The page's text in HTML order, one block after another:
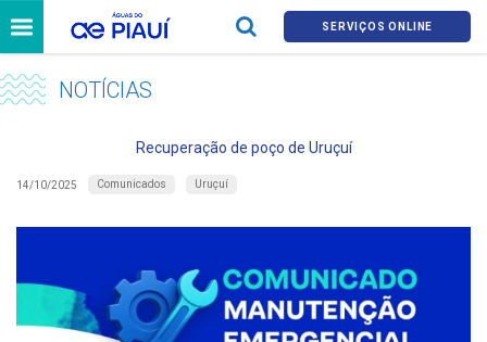
SERVIÇOS ONLINE
NOTÍCIAS
Recuperação de poço de Uruçuí
14/10/2025 Comunicados Uruçuí